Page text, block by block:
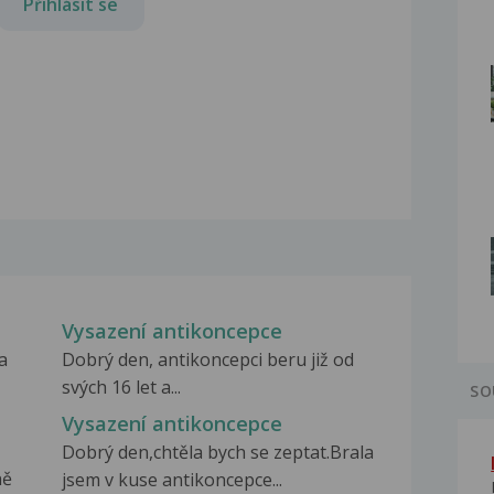
Vysazení antikoncepce
Dobrý den, antikoncepci beru již od
svých 16 let a...
Vysazení antikoncepce
Dobrý den,chtěla bych se zeptat.Brala
jsem v kuse antikoncepce...